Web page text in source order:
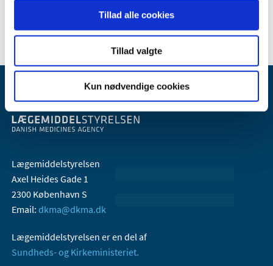
Tillad alle cookies
Tillad valgte
Kun nødvendige cookies
Lægemiddelstyrelsen
Axel Heides Gade 1
2300 København S
Email: dkma@dkma.dk
Lægemiddelstyrelsen er en del af
Sundheds- og Kirkeministeriet.